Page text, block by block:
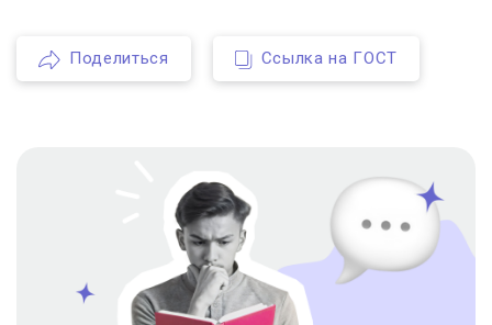
Поделиться Ссылка на ГОСТ